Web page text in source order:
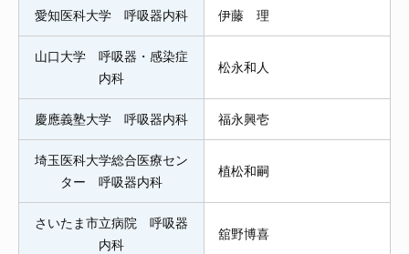
愛知医科大学 呼吸器内科 伊藤 理
山口大学 呼吸器・感染症
内科
松永和人
慶應義塾大学 呼吸器内科 福永興壱
埼玉医科大学総合医療セン
ター 呼吸器内科
植松和嗣
さいたま市立病院 呼吸器
内科
舘野博喜